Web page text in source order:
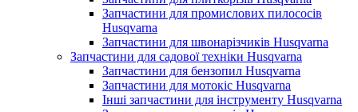
Запчастини для промислових пилососів
Husqvarna
Запчастини для швонарізчиків Husqvarna
Запчастини для садової техніки Husqvarna
Запчастини для бензопил Husqvarna
Запчастини для мотокіс Husqvarna
Інші запчастини для інструменту Husqvarna